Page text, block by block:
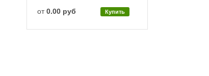
от0.00 руб Купить